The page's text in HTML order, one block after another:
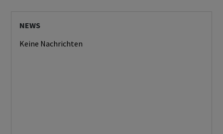
NEWS
Keine Nachrichten